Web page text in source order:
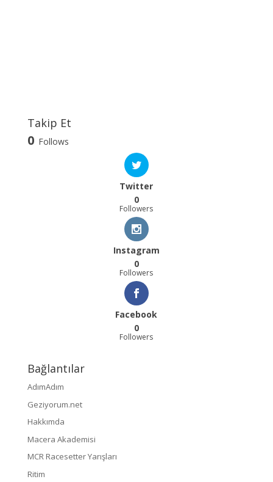
Takip Et
0 Follows
Twitter
0
Followers
Instagram
0
Followers
Facebook
0
Followers
Bağlantılar
AdımAdım
Geziyorum.net
Hakkımda
Macera Akademisi
MCR Racesetter Yarışları
Ritim